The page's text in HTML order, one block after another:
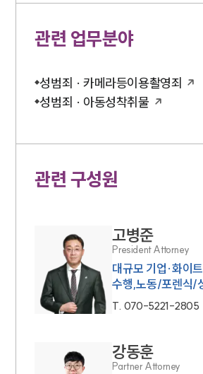
관련 업무분야
성범죄 · 카메라등이용촬영죄
성범죄 · 아동성착취물
관련 구성원
고병준
President Attorney
대규모 기업·화이
수행,노동/포렌식/
T. 070-5221-2805
강동훈
Partner Attorney